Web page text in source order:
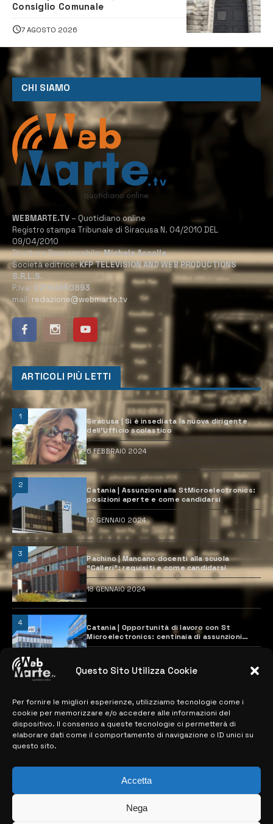
Questo Sito Utilizza Cookie
Per fornire le migliori esperienze, utilizziamo tecnologie come i
cookie per memorizzare e/o accedere alle informazioni del
dispositivo. Il consenso a queste tecnologie ci permetterà di
elaborare dati come il comportamento di navigazione o ID unici su
questo sito.
Accetta
Nega
Consiglio Comunale
7 AGOSTO 2026
CHI SIAMO
WEBMARTE.TV – Quotidiano online
Registro stampa Tribunale di Siracusa N. 04/2010 DEL
09/04/2010
Direttore Responsabile:Michele Accolla
Società editrice:KFP TELEVISION AND WEB PRODUCTIONS
S.R.L.S.
P.Iva: 02184950893
mail: redazione@webmarte.tv
ARTICOLI PIÙ LETTI
1
Siracusa | Si è insediata la nuova dirigente
dell’Ufficio scolastico
6 FEBBRAIO 2024
2
Catania | Assunzioni alla StMicroelectronics:
posizioni aperte e come candidarsi
12 GENNAIO 2024
3
Pachino | Mancano docenti alla scuola
“Calleri”: requisiti e come candidarsi
18 GENNAIO 2024
4
Catania | Opportunità di lavoro con St
Microelectronics: centinaia di assunzioni
previste
MAPPA DEL SITO
> NOTIZIE